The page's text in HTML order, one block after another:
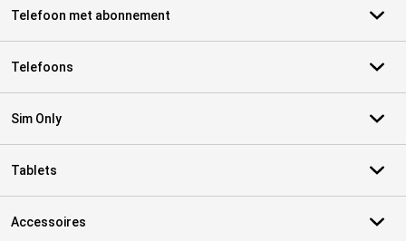
Telefoon met abonnement
Telefoons
Sim Only
Tablets
Accessoires